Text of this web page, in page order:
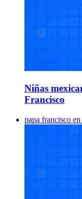
Niñas
Francisco
papa francisco